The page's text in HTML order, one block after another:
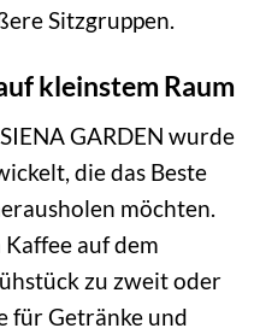
Sitzgruppen.
kleinstem Raum
GARDEN wurde
die das Beste
möchten.
auf dem
zu zweit oder
für Getränke und